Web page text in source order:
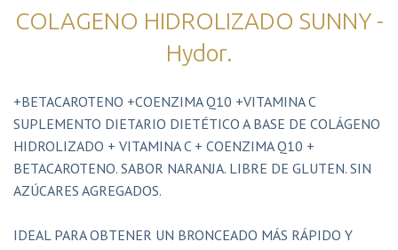
COLAGENO HIDROLIZADO SUNNY -
Hydor.
+BETACAROTENO +COENZIMA Q10 +VITAMINA C
SUPLEMENTO DIETARIO DIETÉTICO A BASE DE COLÁGENO
HIDROLIZADO + VITAMINA C + COENZIMA Q10 +
BETACAROTENO. SABOR NARANJA. LIBRE DE GLUTEN. SIN
AZÚCARES AGREGADOS.
IDEAL PARA OBTENER UN BRONCEADO MÁS RÁPIDO Y